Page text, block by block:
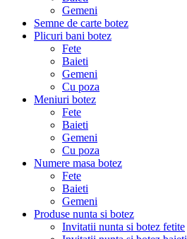
Gemeni
Semne de carte botez
Plicuri bani botez
Fete
Baieti
Gemeni
Cu poza
Meniuri botez
Fete
Baieti
Gemeni
Cu poza
Numere masa botez
Fete
Baieti
Gemeni
Produse nunta si botez
Invitatii nunta si botez fetite